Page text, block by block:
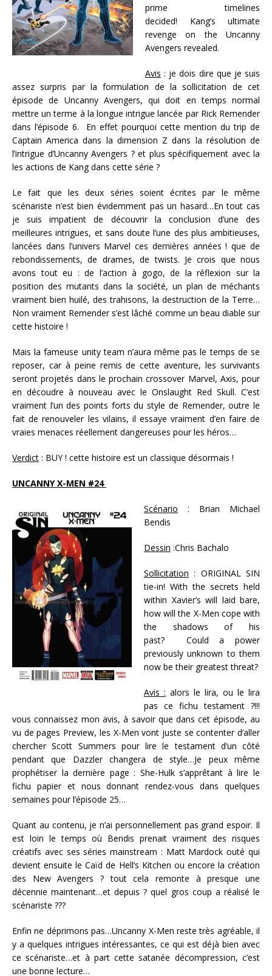
prime timelines
decided! Kang’s ultimate
revenge on the Uncanny
Avengers revealed.
Avis : je dois dire que je suis
assez surpris par la formulation de la sollicitation de cet
épisode de Uncanny Avengers, qui doit en temps normal
mettre un terme à la longue intrigue lancée par Rick Remender
dans l’épisode 6. En effet pourquoi cette mention du trip de
Captain America dans la dimension Z dans la résolution de
l’intrigue d’Uncanny Avengers ? et plus spécifiquement avec la
les actions de Kang dans cette série ?
Le fait que les deux séries soient écrites par le même
scénariste n’est bien évidemment pas un hasard…En tout cas
je suis impatient de découvrir la conclusion d’une des
meilleures intrigues, et sans doute l’une des plus ambitieuses,
lancées dans l’univers Marvel ces dernières années ! que de
rebondissements, de drames, de twists. Je crois que nous
avons tout eu : de l’action à gogo, de la réflexion sur la
position des mutants dans la société, un plan de méchants
vraiment bien huilé, des trahisons, la destruction de la Terre…
Non vraiment Remender s’est lâché comme un beau diable sur
cette histoire !
Mais la fameuse unity team n’aura même pas le temps de se
reposer, car à peine remis de cette aventure, les survivants
seront projetés dans le prochain crossover Marvel, Axis, pour
en découdre à nouveau avec le Onslaught Red Skull. C’est
vraiment l’un des points forts du style de Remender, outre le
fait de renouveler les vilains, il essaye vraiment d’en faire de
vraies menaces réellement dangereuses pour les héros…
Verdict : BUY ! cette histoire est un classique désormais !
UNCANNY X-MEN #24
Scénario : Brian Michael
Bendis
Dessin :Chris Bachalo
Sollicitation : ORIGINAL SIN
tie-in! With the secrets held
within Xavier’s will laid bare,
how will the X-Men cope with
the shadows of his
past? Could a power
previously unknown to them
now be their greatest threat?
Avis : alors le lira, ou le lira
pas ce fichu testament ?!!!
vous connaissez mon avis, à savoir que dans cet épisode, au
vu de pages Preview, les X-Men vont juste se contenter d’aller
chercher Scott Summers pour lire le testament d’un côté
pendant que Dazzler changera de style…Je peux même
prophétiser la dernière page : She-Hulk s’apprêtant à lire le
fichu papier et nous donnant rendez-vous dans quelques
semaines pour l’épisode 25…
Quant au contenu, je n’ai personnellement pas grand espoir. Il
est loin le temps où Bendis prenait vraiment des risques
créatifs avec ses séries mainstream : Matt Mardock outé qui
devient ensuite le Caïd de Hell’s Kitchen ou encore la création
des New Avengers ? tout cela remonte à presque une
décennie maintenant…et depuis ? quel gros coup a réalisé le
scénariste ???
Enfin ne déprimons pas…Uncanny X-Men reste très agréable, il
y a quelques intrigues intéressantes, ce qui est déjà bien avec
ce scénariste…et à part cette satanée décompression, c’est
une bonne lecture…